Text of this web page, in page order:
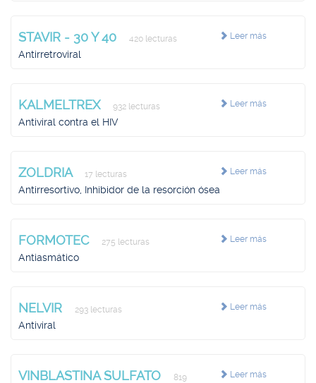
Leer más
STAVIR - 30 Y 40 420 lecturas
Antirretroviral
Leer más
KALMELTREX 932 lecturas
Antiviral contra el HIV
Leer más
ZOLDRIA 17 lecturas
Antirresortivo, Inhibidor de la resorción ósea
Leer más
FORMOTEC 275 lecturas
Antiasmático
Leer más
NELVIR 293 lecturas
Antiviral
Leer más
VINBLASTINA SULFATO
819